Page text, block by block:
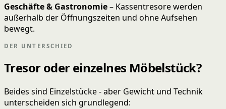
Geschäfte & Gastronomie– Kassentresore werden
außerhalb der Öffnungszeiten und ohne Aufsehen
bewegt.
DER UNTERSCHIED
Tresor oder einzelnes Möbelstück?
Beides sind Einzelstücke - aber Gewicht und Technik
unterscheiden sich grundlegend: